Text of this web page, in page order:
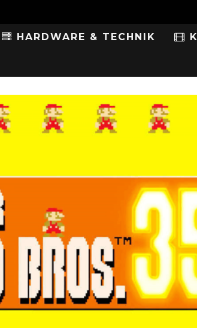
HARDWARE & TECHNIK